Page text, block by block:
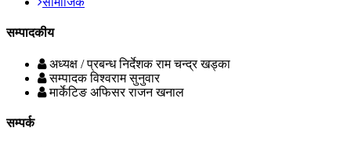
सम्पादकीय
अध्यक्ष / प्रबन्ध निर्देशक राम चन्द्र खड्का
सम्पादक विश्वराम सुनुवार
मार्केटिङ अफिसर राजन खनाल
सम्पर्क